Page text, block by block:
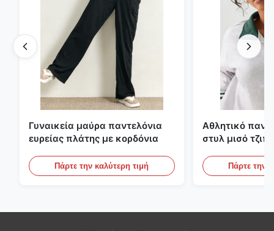
Γυναικεία μαύρα παντελόνια
ευρείας πλάτης με κορδόνια
Πάρτε την καλύτερη τιμή
Αθλητικό
στυλ μισό
Πάρτε την